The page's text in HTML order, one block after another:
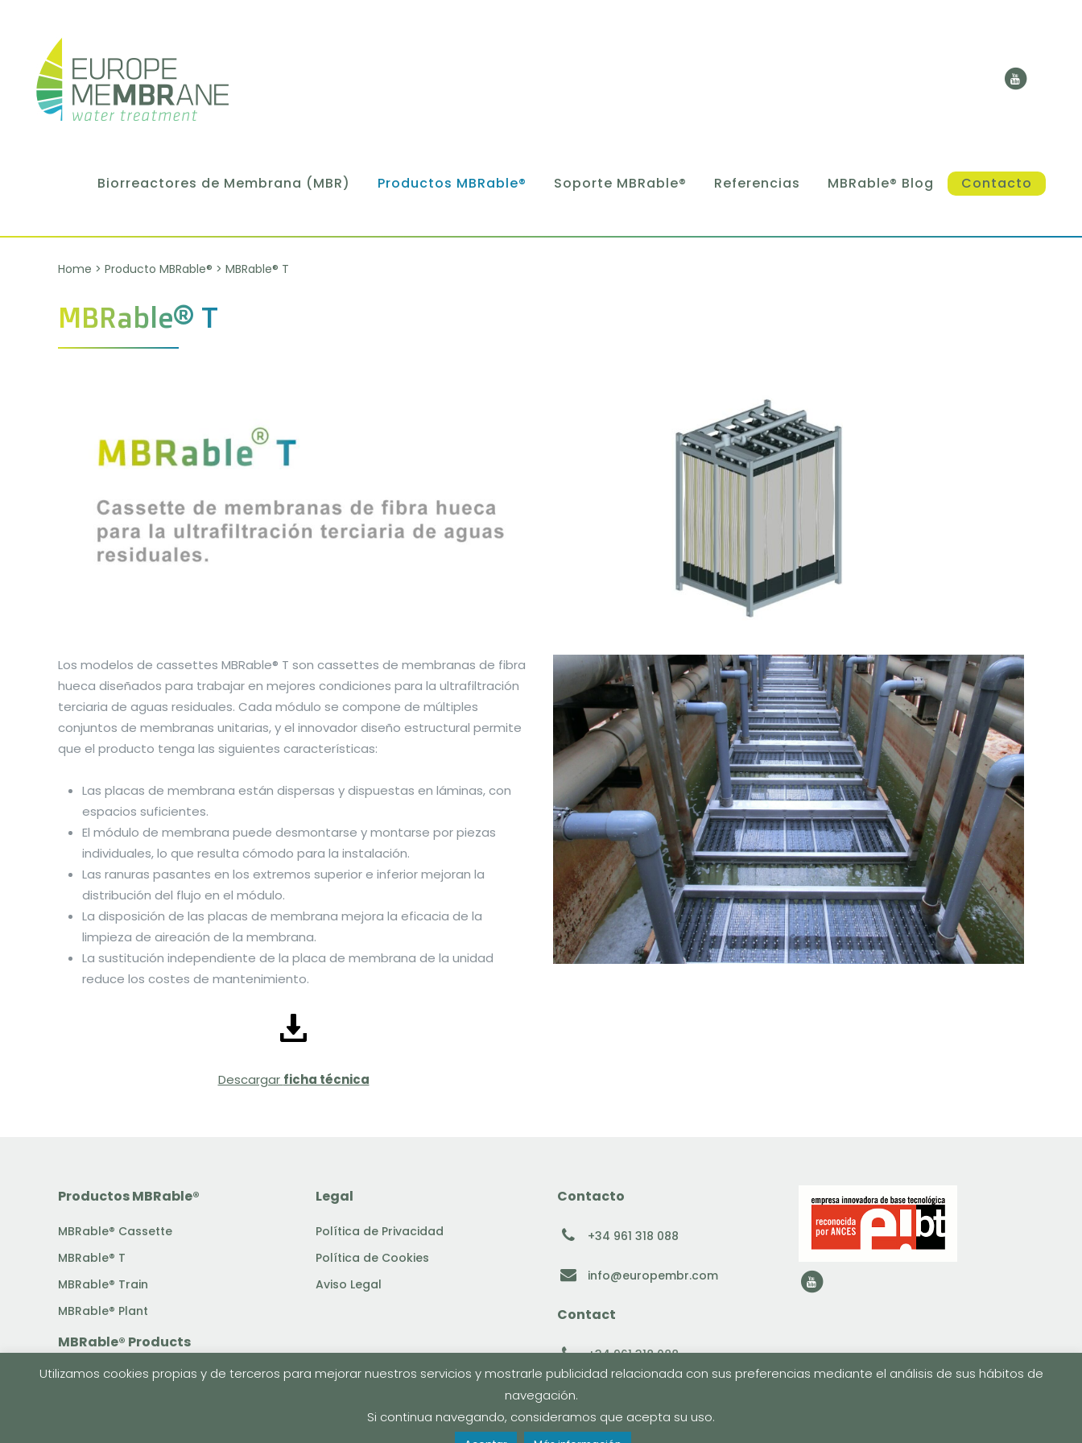
Biorreactores de Membrana (MBR) Productos MBRable® Soporte MBRable® Referencias MBRable® Blog Contacto
Home > Producto MBRable® > MBRable® T
MBRable® T
Los modelos de cassettes MBRable® T son cassettes de membranas de fibra
hueca diseñados para trabajar en mejores condiciones para la ultrafiltración
terciaria de aguas residuales. Cada módulo se compone de múltiples
conjuntos de membranas unitarias, y el innovador diseño estructural permite
que el producto tenga las siguientes características:
Las placas de membrana están dispersas y dispuestas en láminas, con
espacios suficientes.
El módulo de membrana puede desmontarse y montarse por piezas
individuales, lo que resulta cómodo para la instalación.
Las ranuras pasantes en los extremos superior e inferior mejoran la
distribución del flujo en el módulo.
La disposición de las placas de membrana mejora la eficacia de la
limpieza de aireación de la membrana.
La sustitución independiente de la placa de membrana de la unidad
reduce los costes de mantenimiento.
Descargar ficha técnica
Productos MBRable®
MBRable® Cassette
MBRable® T
MBRable® Train
MBRable® Plant
MBRable® Products
MBRable® Cassette
Legal
Política de Privacidad
Política de Cookies
Aviso Legal
Contacto
+34 961 318 088
info@europembr.com
Contact
+34 961 318 088
Utilizamos cookies propias y de terceros para mejorar nuestros servicios y mostrarle publicidad relacionada con sus preferencias mediante el análisis de sus hábitos de
navegación.
Si continua navegando, consideramos que acepta su uso.